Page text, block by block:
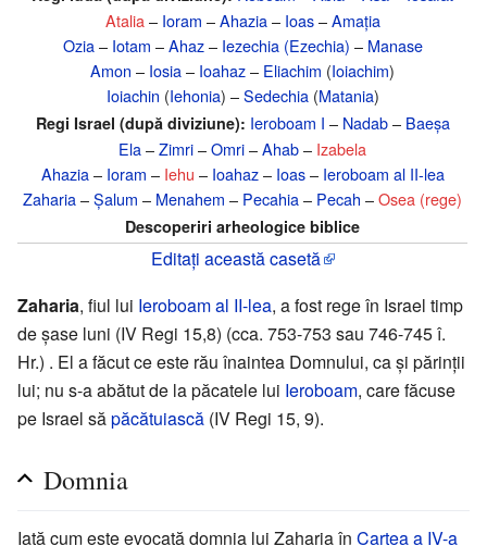
Atalia – Ioram –Ahazia– Ioas–Amația
Ozia– Iotam –Ahaz– Iezechia (Ezechia) – Manase
Amon – Iosia– Ioahaz– Eliachim (Ioiachim)
Ioiachin (Iehonia) –Sedechia(Matania)
Regi Israel (după diviziune): Ieroboam I – Nadab– Baeșa
Ela–Zimri–Omri–Ahab– Izabela
Ahazia– Ioram – Iehu – Ioahaz– Ioas– Ieroboam al II-lea
Zaharia–Șalum – Menahem – Pecahia– Pecah –Osea (rege)
Descoperiri arheologice biblice
Editați această casetă
Zaharia, fiul lui Ieroboam al II-lea, a fost rege în Israel timp
de şase luni (IV Regi 15,8) (cca. 753-753 sau 746-745 î.
Hr.) . El a făcut ce este rău înaintea Domnului, ca şi părinţii
lui; nu s-a abătut de la păcatele lui Ieroboam, care făcuse
pe Israel săpăcătuiască (IV Regi 15, 9).
Domnia
Iată cum este evocată domnia lui Zaharia în Cartea a IV-a